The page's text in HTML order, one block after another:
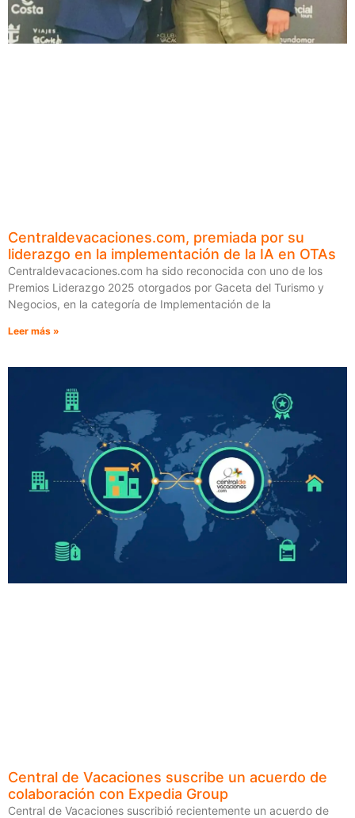
Centraldevacaciones.com, premiada por su
liderazgo en la implementación de la IA en OTAs
Centraldevacaciones.com ha sido reconocida con uno de los
Premios Liderazgo 2025 otorgados por Gaceta del Turismo y
Negocios, en la categoría de Implementación de la
Leer más »
Central de Vacaciones suscribe un acuerdo de
colaboración con Expedia Group
Central de Vacaciones suscribió recientemente un acuerdo de